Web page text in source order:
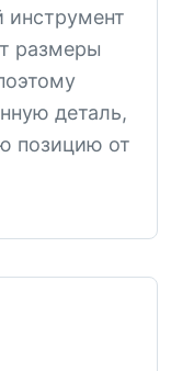
инструмент
размеры
деталь,
позицию от